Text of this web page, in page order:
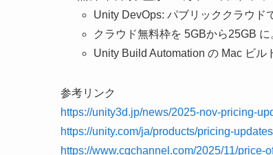
Unity DevOps: パブリッククラウド
クラウド無料枠を 5GBから25GB に
Unity Build Automation の Mac ビル
参考リンク
https://unity3d.jp/news/2025-nov-pricing-
https://unity.com/ja/products/pricing-updates
https://www.cgchannel.com/2025/11/